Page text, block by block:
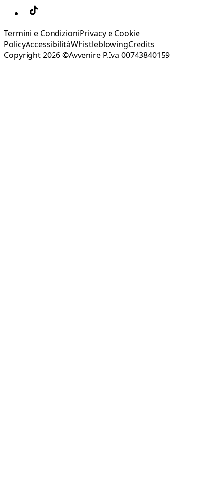
Termini e CondizioniPrivacy e Cookie
PolicyAccessibilitàWhistleblowingCredits
Copyright 2026 ©Avvenire P.Iva 00743840159